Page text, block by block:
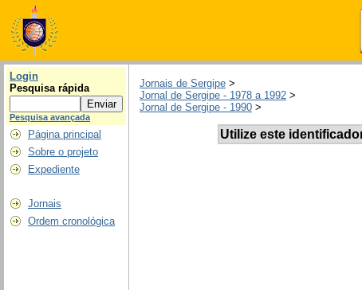
Login
Pesquisa rápida
Pesquisa avançada
Página principal
Sobre o projeto
Expediente
Jornais
Ordem cronológica
Jornais de Sergipe >
Jornal de Sergipe - 1978 a 1992 >
Jornal de Sergipe - 1990 >
Utilize este